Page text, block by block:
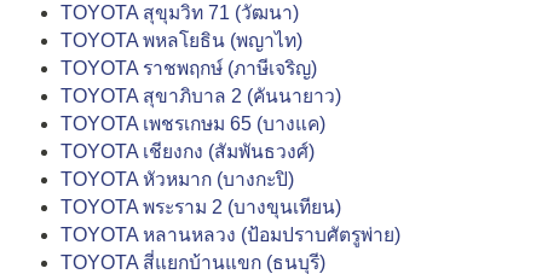
TOYOTA สุขุมวิท 71 (วัฒนา)
TOYOTA พหลโยธิน (พญาไท)
TOYOTA ราชพฤกษ์ (ภาษีเจริญ)
TOYOTA สุขาภิบาล 2 (คันนายาว)
TOYOTA เพชรเกษม 65 (บางแค)
TOYOTA เชียงกง (สัมพันธวงศ์)
TOYOTA หัวหมาก (บางกะปิ)
TOYOTA พระราม 2 (บางขุนเทียน)
TOYOTA หลานหลวง (ป้อมปราบศัตรูพ่าย)
TOYOTA สี่แยกบ้านแขก (ธนบุรี)